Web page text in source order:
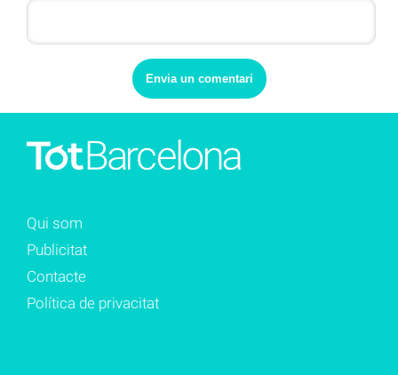
Qui som
Publicitat
Contacte
Política de privacitat